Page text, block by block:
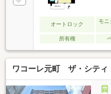
オートロック
モニ
所有権
ワコーレ元町 ザ・シテ